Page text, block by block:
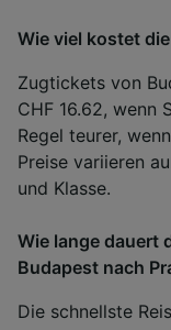
Wie viel kostet
Zugtickets von
CHF 16.62, wenn
Regel teurer,
Preise variieren
und Klasse.
Wie lange dauert
Budapest nach
Die schnellste